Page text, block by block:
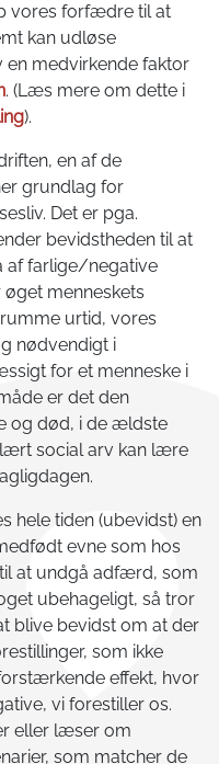
vores forfædre til at
kan udløse
medvirkende faktor
. (Læs mere om dette i
).
en af de
grundlag for
Det er pga.
bevidstheden til at
af farlige/negative
øget menneskets
urtid, vores
nødvendigt i
for et menneske i
er det den
og død, i de ældste
social arv kan lære
hele tiden (ubevidst) en
evne som hos
at undgå adfærd, som
ubehageligt, så tror
blive bevidst om at der
som ikke
effekt, hvor
vi forestiller os.
eller læser om
som matcher de